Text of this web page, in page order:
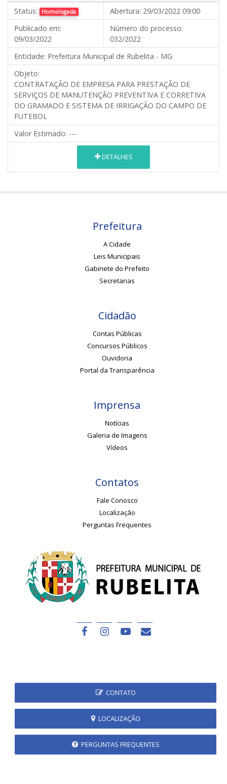
Status: Homologada Abertura: 29/03/2022 09:00
Publicado em:
09/03/2022
Número do processo:
032/2022
Entidade: Prefeitura Municipal de Rubelita - MG
Objeto:
CONTRATAÇÃO DE EMPRESA PARA PRESTAÇÃO DE
SERVIÇOS DE MANUTENÇÃO PREVENTIVA E CORRETIVA
DO GRAMADO E SISTEMA DE IRRIGAÇÃO DO CAMPO DE
FUTEBOL
Valor Estimado: ---
DETALHES
Prefeitura
A Cidade
Leis Municipais
Gabinete do Prefeito
Secretarias
Cidadão
Contas Públicas
Concursos Públicos
Ouvidoria
Portal da Transparência
Imprensa
Notícias
Galeria de Imagens
Vídeos
Contatos
Fale Conosco
Localização
Perguntas Frequentes
CONTATO
LOCALIZAÇÃO
PERGUNTAS FREQUENTES